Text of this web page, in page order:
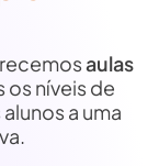
aulas
os níveis de
a uma